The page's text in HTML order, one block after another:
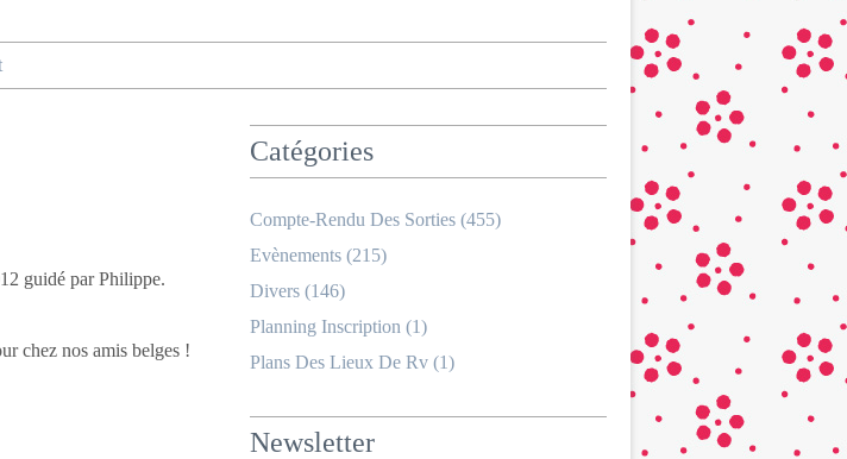
guidé par Philippe.
chez nos amis belges !
Catégories
Compte-Rendu Des Sorties (455)
Evènements (215)
Divers (146)
Planning Inscription (1)
Plans Des Lieux De Rv (1)
Newsletter